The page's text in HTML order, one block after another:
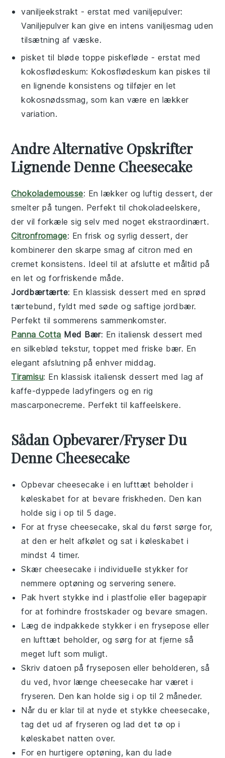
vaniljeekstrakt - erstat med vaniljepulver:
Vaniljepulver kan give en intens vaniljesmag uden
tilsætning af væske.
pisket til bløde toppe piskefløde - erstat med
kokosflødeskum: Kokosflødeskum kan piskes til
en lignende konsistens og tilføjer en let
kokosnødssmag, som kan være en lækker
variation.
Andre Alternative Opskrifter
Lignende Denne Cheesecake
Chokolademousse: En lækker og luftig dessert, der
smelter på tungen. Perfekt til chokoladeelskere,
der vil forkæle sig selv med noget ekstraordinært.
Citronfromage: En frisk og syrligdessert, der
kombinerer den skarpe smag af citron med en
cremet konsistens. Ideel til at afslutte et måltid på
en let og forfriskende måde.
Jordbærtærte: En klassiskdessert med en sprød
tærtebund, fyldt med søde og saftige jordbær.
Perfekt til sommerens sammenkomster.
Panna Cotta Med Bær: En italienskdessert med
en silkeblød tekstur, toppet med friske bær. En
elegant afslutning på enhver middag.
Tiramisu: En klassisk italienskdessert med lag af
kaffe-dyppede ladyfingers og en rig
mascarponecreme. Perfekt til kaffeelskere.
Sådan Opbevarer/Fryser Du
Denne Cheesecake
Opbevarcheesecake i en lufttæt beholder i
køleskabet for at bevare friskheden. Den kan
holde sig i op til 5 dage.
For at fryse cheesecake, skal du først sørge for,
at den er helt afkølet og sat i køleskabet i
mindst 4 timer.
Skær cheesecake i individuelle stykker for
nemmere optøning og servering senere.
Pak hvert stykke ind i plastfolie eller bagepapir
for at forhindre frostskader og bevare smagen.
Læg de indpakkede stykker i en frysepose eller
en lufttæt beholder, og sørg for at fjerne så
meget luft som muligt.
Skriv datoen på fryseposen eller beholderen, så
du ved, hvor længe cheesecake har været i
fryseren. Den kan holde sig i op til 2 måneder.
Når du er klar til at nyde et stykke cheesecake,
tag det ud af fryseren og lad det tø op i
køleskabet natten over.
For en hurtigere optøning, kan du lade